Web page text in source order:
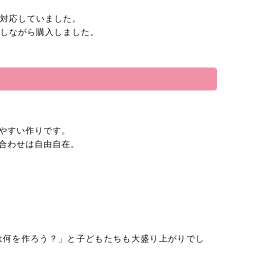
応していました。
ながら購入しました。
すい作りです。
わせは自由自在。
を作ろう？」と子どもたちも大盛り上がりでし